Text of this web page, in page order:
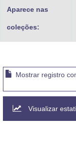
Aparece nas
coleções:
Mostrar registro
Visualizar